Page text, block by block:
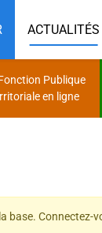
ACTUALITÉS
Publique
en ligne
base.